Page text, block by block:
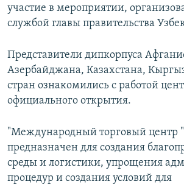
участие в мероприятии,
службой главы правительства
Представители дипкорпуса
Азербайджана, Казахстана,
стран ознакомились с работой
официального открытия.
"Международный торговый центр
предназначен для создания
среды и логистики, упрощения
процедур и создания условий для